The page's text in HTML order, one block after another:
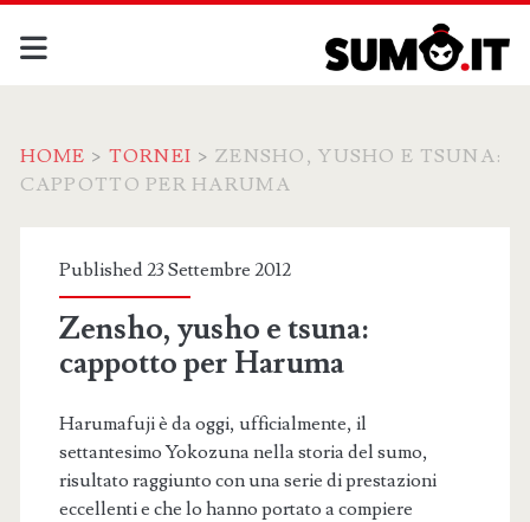
HOME > TORNEI > ZENSHO, YUSHO E TSUNA:
CAPPOTTO PER HARUMA
Published 23 Settembre 2012
Zensho, yusho e tsuna:
cappotto per Haruma
Harumafuji è da oggi, ufficialmente, il
settantesimo Yokozuna nella storia del sumo,
risultato raggiunto con una serie di prestazioni
eccellenti e che lo hanno portato a compiere